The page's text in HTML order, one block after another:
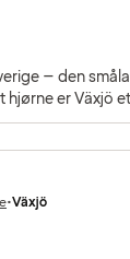
– den
hjørne er Växjö
•Växjö